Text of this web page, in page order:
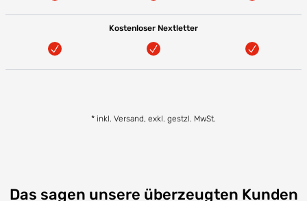
Kostenloser Nextletter
* inkl. Versand, exkl. gestzl. MwSt.
Das sagen unsere überzeugten Kunden